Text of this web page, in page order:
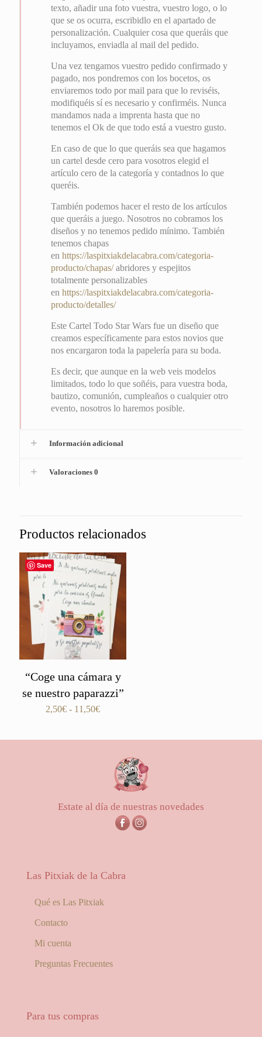
texto, añadir una foto vuestra, vuestro logo, o lo
que se os ocurra, escribidlo en el apartado de
personalización. Cualquier cosa que queráis que
incluyamos, enviadla al mail del pedido.
Una vez tengamos vuestro pedido confirmado y
pagado, nos pondremos con los bocetos, os
enviaremos todo por mail para que lo reviséis,
modifiquéis sí es necesario y confirméis. Nunca
mandamos nada a imprenta hasta que no
tenemos el Ok de que todo está a vuestro gusto.
En caso de que lo que queráis sea que hagamos
un cartel desde cero para vosotros elegid el
artículo cero de la categoría y contadnos lo que
queréis.
También podemos hacer el resto de los artículos
que queráis a juego. Nosotros no cobramos los
diseños y no tenemos pedido mínimo. También
tenemos chapas
enhttps://laspitxiakdelacabra.com/categoria-
producto/chapas/abridores y espejitos
totalmente personalizables
enhttps://laspitxiakdelacabra.com/categoria-
producto/detalles/
Este Cartel Todo Star Wars fue un diseño que
creamos específicamente para estos novios que
nos encargaron toda la papelería para su boda.
Es decir, que aunque en la web veis modelos
limitados, todo lo que soñéis, para vuestra boda,
bautizo, comunión, cumpleaños o cualquier otro
evento, nosotros lo haremos posible.
Información adicional
Valoraciones 0
Productos relacionados
Save
“Coge una cámara y
se nuestro paparazzi”
2,50€ - 11,50€Rango
hasta
11,50€
Estate al día de nuestras novedades
Las Pitxiak de la Cabra
Qué es Las Pitxiak
Contacto
Mi cuenta
Preguntas Frecuentes
Para tus compras